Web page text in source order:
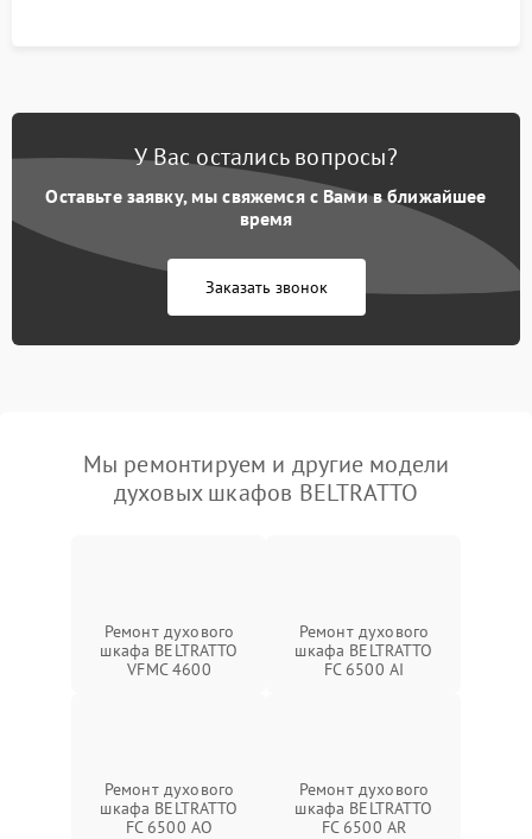
У Вас остались вопросы?
Оставьте заявку, мы свяжемся с Вами в ближайшее
время
Заказать звонок
Мы ремонтируем и другие модели
духовых шкафов BELTRATTO
Ремонт духового
шкафа BELTRATTO
VFMC 4600
Ремонт духового
шкафа BELTRATTO
FC 6500 AI
Ремонт духового
шкафа BELTRATTO
FC 6500 AO
Ремонт духового
шкафа BELTRATTO
FC 6500 AR